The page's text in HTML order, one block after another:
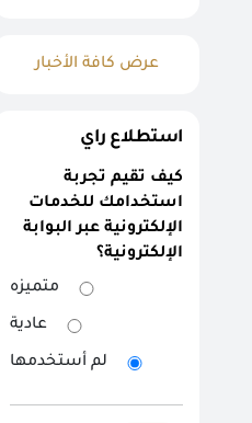
عرض كافة الأخبار
استطلاع راي
كيف تقيم تجربة
استخدامك للخدمات
الإلكترونية عبر البوابة
الإلكترونية؟
متميزه
عادية
لم أستخدمها